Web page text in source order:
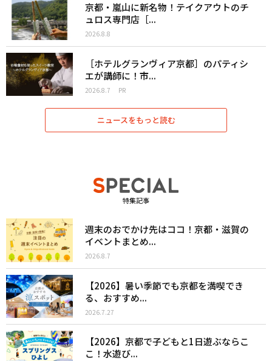
京都・嵐山に新名物！テイクアウトのチ
ュロス専門店［...
2026.8.8
［ホテルグランヴィア京都］のパティシ
エが講師に！市...
2026.8.7 PR
ニュースをもっと読む
特集記事
週末のおでかけ先はココ！京都・滋賀の
イベントまとめ...
2026.8.7
【2026】暑い季節でも京都を満喫でき
る、おすすめ...
2026.7.27
【2026】京都で子どもと1日遊ぶならこ
こ！水遊び...